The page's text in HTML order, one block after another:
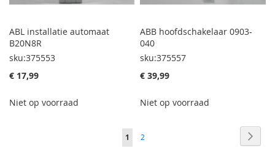
ABL installatie automaat
B20N8R
sku:375553
€ 17,99
Niet op voorraad
ABB hoofdschakelaar 0903-
040
sku:375557
€ 39,99
Niet op voorraad
Pagina
U1 Pagina
2